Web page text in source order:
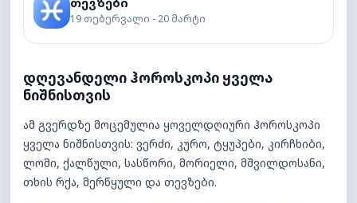
19 თებერვალი - 20 მარტი
დღევანდელი ჰოროსკოპი ყველა
ნიშნისთვის
ამ გვერდზე მოცემულია ყოველდღიური ჰოროსკოპი
ყველა ნიშნისთვის: ვერძი, კურო, ტყუპები, კირჩხიბი,
ლომი, ქალწული, სასწორი, მორიელი, მშვილდოსანი,
თხის რქა, მერწყული და თევზები.